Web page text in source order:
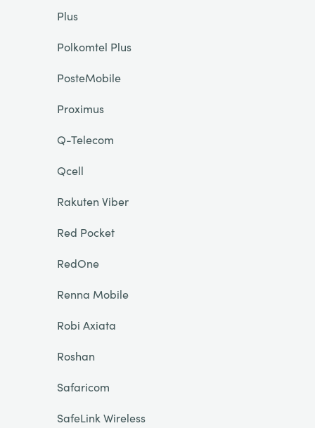
Plus
Polkomtel Plus
PosteMobile
Proximus
Q-Telecom
Qcell
Rakuten Viber
Red Pocket
RedOne
Renna Mobile
Robi Axiata
Roshan
Safaricom
SafeLink Wireless